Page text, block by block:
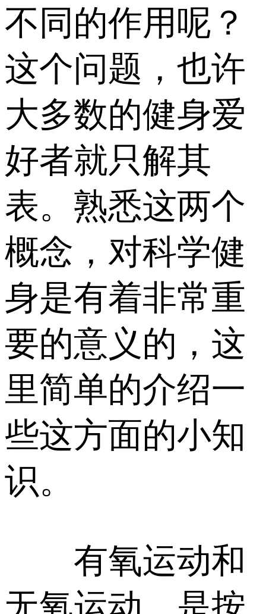
不同的作用呢？
这个问题，也许
大多数的健身爱
好者就只解其
表。熟悉这两个
概念，对科学健
身是有着非常重
要的意义的，这
里简单的介绍一
些这方面的小知
识。
有氧运动和